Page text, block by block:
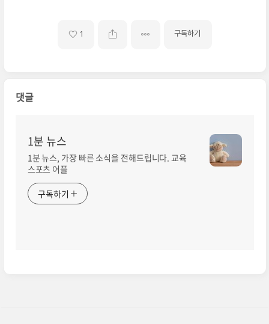
1 구독하기
댓글
1분 뉴스
1분 뉴스, 가장 빠른 소식을 전해드립니다. 교육
스포츠 어플
구독하기